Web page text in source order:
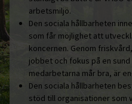
arbetsmiljö.
Den sociala hållbarheten
som får möjlighet att
koncernen. Genom
jobbet och fokus på en
medarbetarna mår bra, är
Den sociala hållbarheten
stöd till organisationer som